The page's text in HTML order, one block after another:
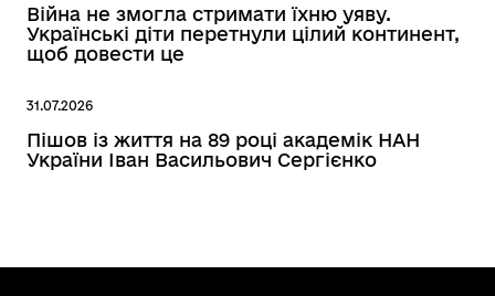
Війна не змогла стримати їхню уяву.
Українські діти перетнули цілий континент,
щоб довести це
31.07.2026
Пішов із життя на 89 році академік НАН
України Іван Васильович Сергієнко